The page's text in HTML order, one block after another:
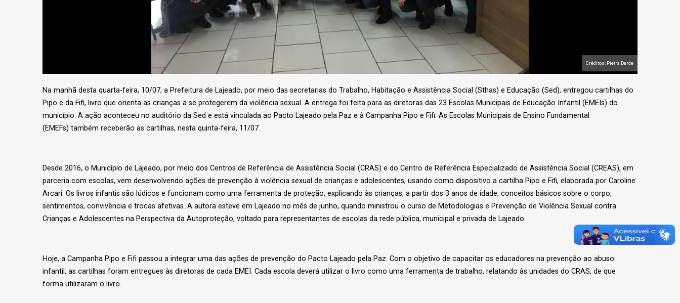
Créditos: Pietra Darde
Na manhã desta quarta-feira, 10/07, a Prefeitura de Lajeado, por meio das secretarias do Trabalho, Habitação e Assistência Social (Sthas) e Educação (Sed), entregou cartilhas do
Pipo e da Fifi, livro que orienta as crianças a se protegerem da violência sexual. A entrega foi feita para as diretoras das 23 Escolas Municipais de Educação Infantil (EMEIs) do
município. A ação aconteceu no auditório da Sed e está vinculada ao Pacto Lajeado pela Paz e à Campanha Pipo e Fifi. As Escolas Municipais de Ensino Fundamental
(EMEFs) também receberão as cartilhas, nesta quinta-feira, 11/07.
Desde 2016, o Município de Lajeado, por meio dos Centros de Referência de Assistência Social (CRAS) e do Centro de Referência Especializado de Assistência Social (CREAS), em
parceria com escolas, vem desenvolvendo ações de prevenção à violência sexual de crianças e adolescentes, usando como dispositivo a cartilha Pipo e Fifi, elaborada por Caroline
Arcari. Os livros infantis são lúdicos e funcionam como uma ferramenta de proteção, explicando às crianças, a partir dos 3 anos de idade, conceitos básicos sobre o corpo,
sentimentos, convivência e trocas afetivas. A autora esteve em Lajeado no mês de junho, quando ministrou o curso de Metodologias e Prevenção de Violência Sexual contra
Crianças e Adolescentes na Perspectiva da Autoproteção, voltado para representantes de escolas da rede pública, municipal e privada de Lajeado.
Hoje, a Campanha Pipo e Fifi passou a integrar uma das ações de prevenção do Pacto Lajeado pela Paz. Com o objetivo de capacitar os educadores na prevenção ao abuso
infantil, as cartilhas foram entregues às diretoras de cada EMEI. Cada escola deverá utilizar o livro como uma ferramenta de trabalho, relatando às unidades do CRAS, de que
forma utilizaram o livro.